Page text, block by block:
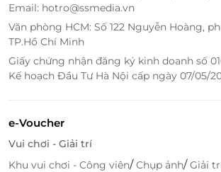
Email: hotro@ssmedia.vn
Văn phòng HCM: Số 122 Nguyễn Hoàng,
TP.Hồ Chí Minh
Giấy chứng nhận đăng ký kinh doanh số
Kế hoạch Đầu Tư Hà Nội cấp ngày 07/05/
e-Voucher
Vui chơi - Giải trí
Khu vui chơi - Công viên/Chụp ảnh/Giải